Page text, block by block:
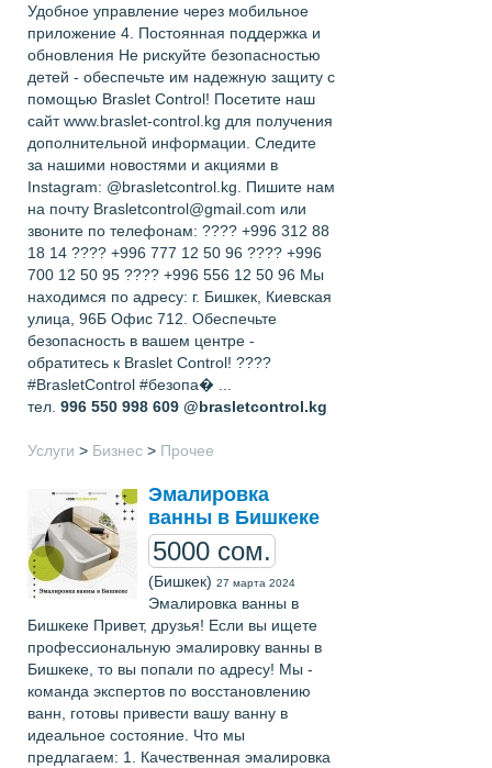
Удобное управление через мобильное
приложение 4. Постоянная поддержка и
обновления Не рискуйте безопасностью
детей - обеспечьте им надежную защиту с
помощью Braslet Control! Посетите наш
сайт www.braslet-control.kg для получения
дополнительной информации. Следите
за нашими новостями и акциями в
Instagram: @brasletcontrol.kg. Пишите нам
на почту Brasletcontrol@gmail.com или
звоните по телефонам: ???? +996 312 88
18 14 ???? +996 777 12 50 96 ???? +996
700 12 50 95 ???? +996 556 12 50 96 Мы
находимся по адресу: г. Бишкек, Киевская
улица, 96Б Офис 712. Обеспечьте
безопасность в вашем центре -
обратитесь к Braslet Control! ????
#BrasletControl #безопа� ...
тел. 996 550 998 609 @brasletcontrol.kg
Услуги > Бизнес > Прочее
Эмалировка
ванны в Бишкеке
5000 сом.
(Бишкек) 27 марта 2024
Эмалировка ванны в
Бишкеке Привет, друзья! Если вы ищете
профессиональную эмалировку ванны в
Бишкеке, то вы попали по адресу! Мы -
команда экспертов по восстановлению
ванн, готовы привести вашу ванну в
идеальное состояние. Что мы
предлагаем: 1. Качественная эмалировка